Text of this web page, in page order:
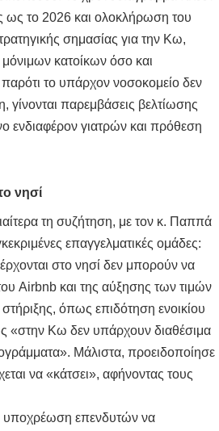
ως το 2026 και ολοκλήρωση του
σημασίας για την Κω,
κατοίκων όσο και
το υπάρχον νοσοκομείο δεν
γίνονται παρεμβάσεις βελτίωσης
ενδιαφέρον γιατρών και πρόθεση
νησί
τη συζήτηση, με τον κ. Παππά
επαγγελματικές ομάδες:
έρχονται στο νησί δεν μπορούν να
Airbnb και της αύξησης των τιμών
όπως επιδότηση ενοικίου
«στην Κω δεν υπάρχουν διαθέσιμα
Μάλιστα, προειδοποίησε
να «κάτσει», αφήνοντας τους
υποχρέωση επενδυτών να